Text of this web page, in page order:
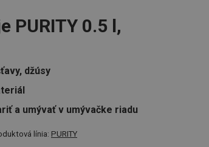
PURITY 0.5 l,
džúsy
a umývať v umývačke riadu
línia: PURITY